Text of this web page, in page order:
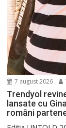
7 august 2026
Trendyol
lansate cu
români